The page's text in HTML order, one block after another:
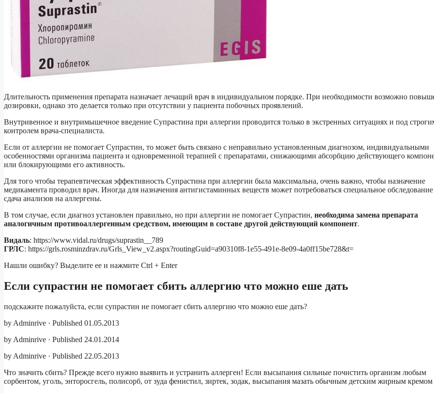
Длительность применения препарата назначает лечащий врач в индивидуальном порядке. При необходимости возможно
дозировки, однако это делается только при отсутствии у пациента побочных проявлений.
Внутривенное и внутримышечное введение Супрастина при аллергии проводится только в экстренных ситуациях и под
контролем врача-специалиста.
Если от аллергии не помогает Супрастин, то может быть связано с неправильно установленным диагнозом, индивидуальными
особенностями организма пациента и одновременной терапией с препаратами, снижающими абсорбцию действующего
или блокирующими его активность.
Для того чтобы терапевтическая эффективность Супрастина при аллергии была максимальна, очень важно, чтобы назначение
медикамента проводил врач. Иногда для назначения антигистаминных веществ может потребоваться специальное
сдача анализов на аллергены.
В том случае, если диагноз установлен правильно, но при аллергии не помогает Супрастин, необходима замена препарата
аналогичным противоаллергенным средством, имеющим в составе другой действующий компонент.
Видаль: https://www.vidal.ru/drugs/suprastin__789
ГРЛС: https://grls.rosminzdrav.ru/Grls_View_v2.aspx?routingGuid=a90310f8-1e55-491e-8e09-4a0ff15be728&t=
Нашли ошибку? Выделите ее и нажмите Ctrl + Enter
Если супрастин не помогает сбить аллергию что можно еше дать
подскажите пожалуйста, если супрастин не помогает сбить аллергию что можно еше дать?
by Adminrive · Published 01.05.2013
by Adminrive · Published 24.01.2014
by Adminrive · Published 22.05.2013
Что значить сбить? Прежде всего нужно выявить и устранить аллерген! Если высыпания сильные почистить организм любым
сорбентом, уголь, энторосгель, полисорб, от зуда фенистил, зиртек, зодак, высыпания мазать обычным детским жирным кремом